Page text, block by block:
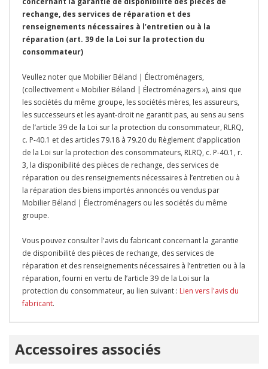
rechange, des services de réparation et des
renseignements nécessaires à l’entretien ou à la
réparation (art. 39 de la Loi sur la protection du
consommateur)
Veullez noter que Mobilier Béland | Électroménagers,
(collectivement « Mobilier Béland | Électroménagers »), ainsi que
les sociétés du même groupe, les sociétés mères, les assureurs,
les successeurs et les ayant-droit ne garantit pas, au sens au sens
de l’article 39 de la Loi sur la protection du consommateur, RLRQ,
c. P-40.1 et des articles 79.18 à 79.20 du Règlement d’application
de la Loi sur la protection des consommateurs, RLRQ, c. P-40.1, r.
3, la disponibilité des pièces de rechange, des services de
réparation ou des renseignements nécessaires à l’entretien ou à
la réparation des biens importés annoncés ou vendus par
Mobilier Béland | Électroménagers ou les sociétés du même
groupe.
Vous pouvez consulter l'avis du fabricant concernant la garantie
de disponibilité des pièces de rechange, des services de
réparation et des renseignements nécessaires à l’entretien ou à la
réparation, fourni en vertu de l’article 39 de la Loi sur la
protection du consommateur, au lien suivant : Lien vers l'avis du
fabricant.
personnalisé
Accessoires associés